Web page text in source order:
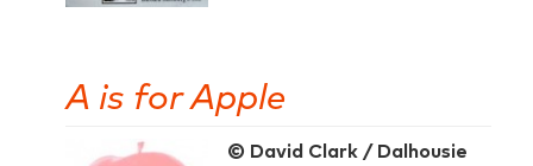
A is for Apple
© David Clark / Dalhousie